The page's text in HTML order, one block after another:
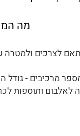
מה
לצרכים
מרכיבים - גודל
לאלבום ותוספות